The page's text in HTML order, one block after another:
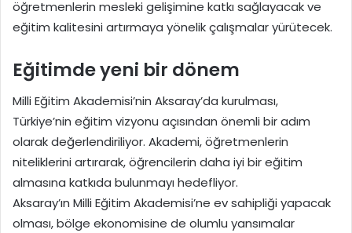
öğretmenlerin mesleki gelişimine katkı sağlayacak ve
eğitim kalitesini artırmaya yönelik çalışmalar yürütecek.
Eğitimde yeni bir dönem
Milli Eğitim Akademisi’nin Aksaray’da kurulması,
Türkiye’nin eğitim vizyonu açısından önemli bir adım
olarak değerlendiriliyor. Akademi, öğretmenlerin
niteliklerini artırarak, öğrencilerin daha iyi bir eğitim
almasına katkıda bulunmayı hedefliyor.
Aksaray’ın Milli Eğitim Akademisi’ne ev sahipliği yapacak
olması, bölge ekonomisine de olumlu yansımalar